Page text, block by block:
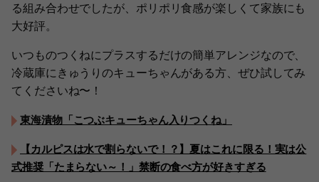
る組み合わせでしたが、ポリポリ食感が楽しくて家族にも
大好評。
いつものつくねにプラスするだけの簡単アレンジなので、
冷蔵庫にきゅうりのキューちゃんがある方、ぜひ試してみ
てくださいね〜！
東海漬物「こつぶキューちゃん入りつくね」
【カルピスは水で割らないで！？】夏はこれに限る！実は公
式推奨「たまらない～！」禁断の食べ方が好きすぎる